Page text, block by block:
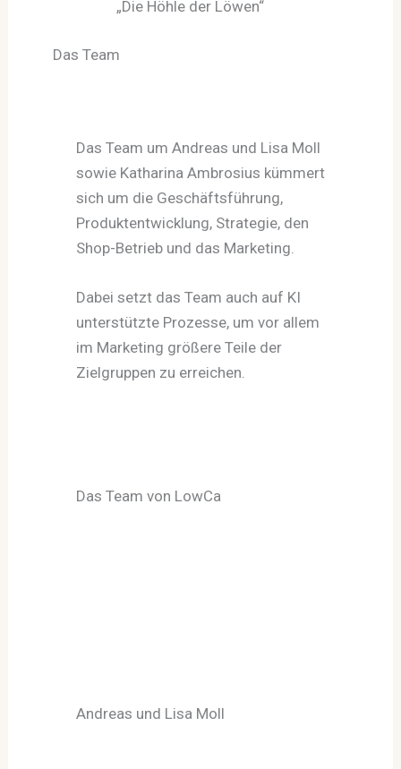
„Die Höhle der Löwen“
Das Team
Das Team um Andreas und Lisa Moll
sowie Katharina Ambrosius kümmert
sich um die Geschäftsführung,
Produktentwicklung, Strategie, den
Shop-Betrieb und das Marketing.
Dabei setzt das Team auch auf KI
unterstützte Prozesse, um vor allem
im Marketing größere Teile der
Zielgruppen zu erreichen.
Das Team von LowCa
Andreas und Lisa Moll